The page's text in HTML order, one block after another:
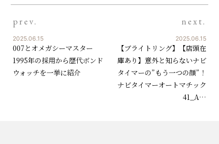
prev.
2025.06.15
007とオメガシーマスター
1995年の採用から歴代ボンド
ウォッチを一挙に紹介
next.
2025.06.15
【ブライトリング】【店頭在
庫あり】意外と知らないナビ
タイマーの”もう一つの顔”！
ナビタイマーオートマチック
41_A…